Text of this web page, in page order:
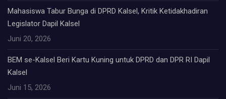
Mahasiswa Tabur Bunga di DPRD Kalsel, Kritik Ketidakhadiran
Legislator Dapil Kalsel
Juni 20, 2026
BEM se-Kalsel Beri Kartu Kuning untuk DPRD dan DPR RI Dapil
Kalsel
Juni 15, 2026